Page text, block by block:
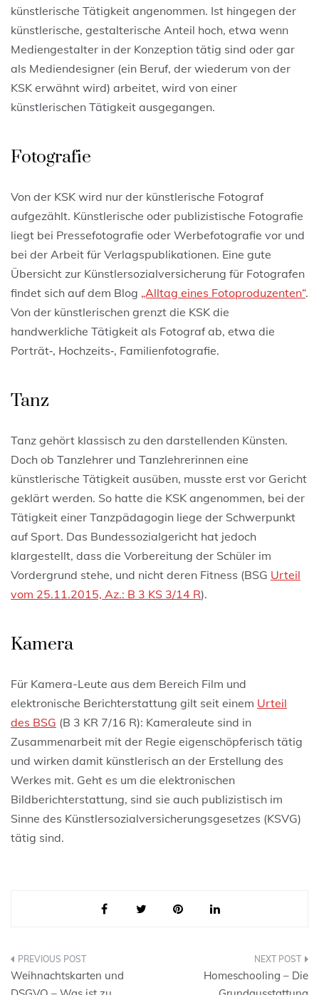
künstlerische Tätigkeit angenommen. Ist hingegen der
künstlerische, gestalterische Anteil hoch, etwa wenn
Mediengestalter in der Konzeption tätig sind oder gar
als Mediendesigner (ein Beruf, der wiederum von der
KSK erwähnt wird) arbeitet, wird von einer
künstlerischen Tätigkeit ausgegangen.
Fotografie
Von der KSK wird nur der künstlerische Fotograf
aufgezählt. Künstlerische oder publizistische Fotografie
liegt bei Pressefotografie oder Werbefotografie vor und
bei der Arbeit für Verlagspublikationen. Eine gute
Übersicht zur Künstlersozialversicherung für Fotografen
findet sich auf dem Blog „Alltag eines Fotoproduzenten“.
Von der künstlerischen grenzt die KSK die
handwerkliche Tätigkeit als Fotograf ab, etwa die
Porträt‑, Hochzeits‑, Familienfotografie.
Tanz
Tanz gehört klassisch zu den darstellenden Künsten.
Doch ob Tanzlehrer und Tanzlehrerinnen eine
künstlerische Tätigkeit ausüben, musste erst vor Gericht
geklärt werden. So hatte die KSK angenommen, bei der
Tätigkeit einer Tanzpädagogin liege der Schwerpunkt
auf Sport. Das Bundessozialgericht hat jedoch
klargestellt, dass die Vorbereitung der Schüler im
Vordergrund stehe, und nicht deren Fitness (BSG Urteil
vom 25.11.2015, Az.: B 3 KS 3/14 R).
Kamera
Für Kamera-Leute aus dem Bereich Film und
elektronische Berichterstattung gilt seit einem Urteil
des BSG (B 3 KR 7/16 R): Kameraleute sind in
Zusammenarbeit mit der Regie eigenschöpferisch tätig
und wirken damit künstlerisch an der Erstellung des
Werkes mit. Geht es um die elektronischen
Bildberichterstattung, sind sie auch publizistisch im
Sinne des Künstlersozialversicherungsgesetzes (KSVG)
tätig sind.
Beitragsnavigation
Weihnachtskarten und
Homeschooling – Die